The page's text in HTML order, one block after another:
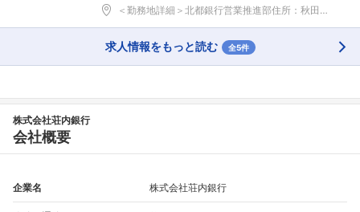
＜勤務地詳細＞北都銀行営業推進部住所：秋田県秋田市...
求人情報をもっと読む 全5件
株式会社荘内銀行
会社概要
企業名 株式会社荘内銀行